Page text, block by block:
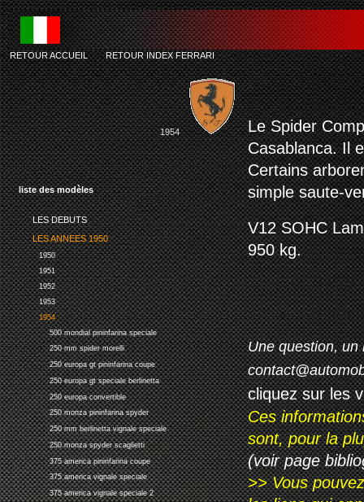
liste des modèles
LES DEBUTS
LES ANNEES 1950
1950
1951
1952
1953
1954
500 mondial pininfarina speciale
250 mm spider morelli
250 europa gt pininfarina coupe
250 europa gt speciale berlinetta
250 europa convertible
250 monza pininfarina spyder
250 mm berlinetta vignale speciale
250 monza spyder scaglietti
375 america pininfarina coupe
375 america vignale speciale
375 america vignale speciale 2
RETOUR ACCUEIL-RETOUR INDEX FERRARI
1954
Le Spider
Casablanca. Il
Certains
simple saute-
V12 SOHC
950 kg.
Une question, un
cliquez sur les
Ces
sont, pour la
(voir page
>> Vous